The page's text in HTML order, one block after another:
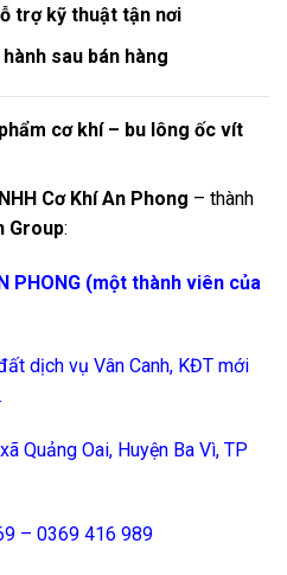
trợ kỹ thuật tận nơi
sau bán hàng
cơ khí – bu lông ốc vít
Cơ Khí An Phong – thành
Group:
PHONG (một thành viên của
dịch vụ Vân Canh, KĐT mới
Quảng Oai, Huyện Ba Vì, TP
– 0369 416 989